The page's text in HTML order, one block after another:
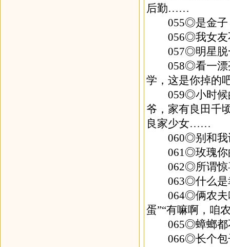
后勤……
055◎是金子
056◎我女友不
057◎明星脱一
058◎看一漂亮
学，这是你掉的
059◎小时候的
爷，家有良田千
良家少女……
060◎别和我
061◎玫瑰你的
062◎所谓惊喜
063◎什么是幸
064◎俩农夫吹
蛋”“有嘛啊，咱
065◎蟑螂都不
066◎长个包